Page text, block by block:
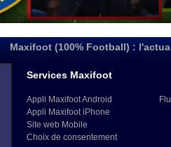
Maxifoot (100% Football) :
Services Maxifoot
Appli Maxifoot Android
Appli Maxifoot iPhone
Site web Mobile
Choix de consentement